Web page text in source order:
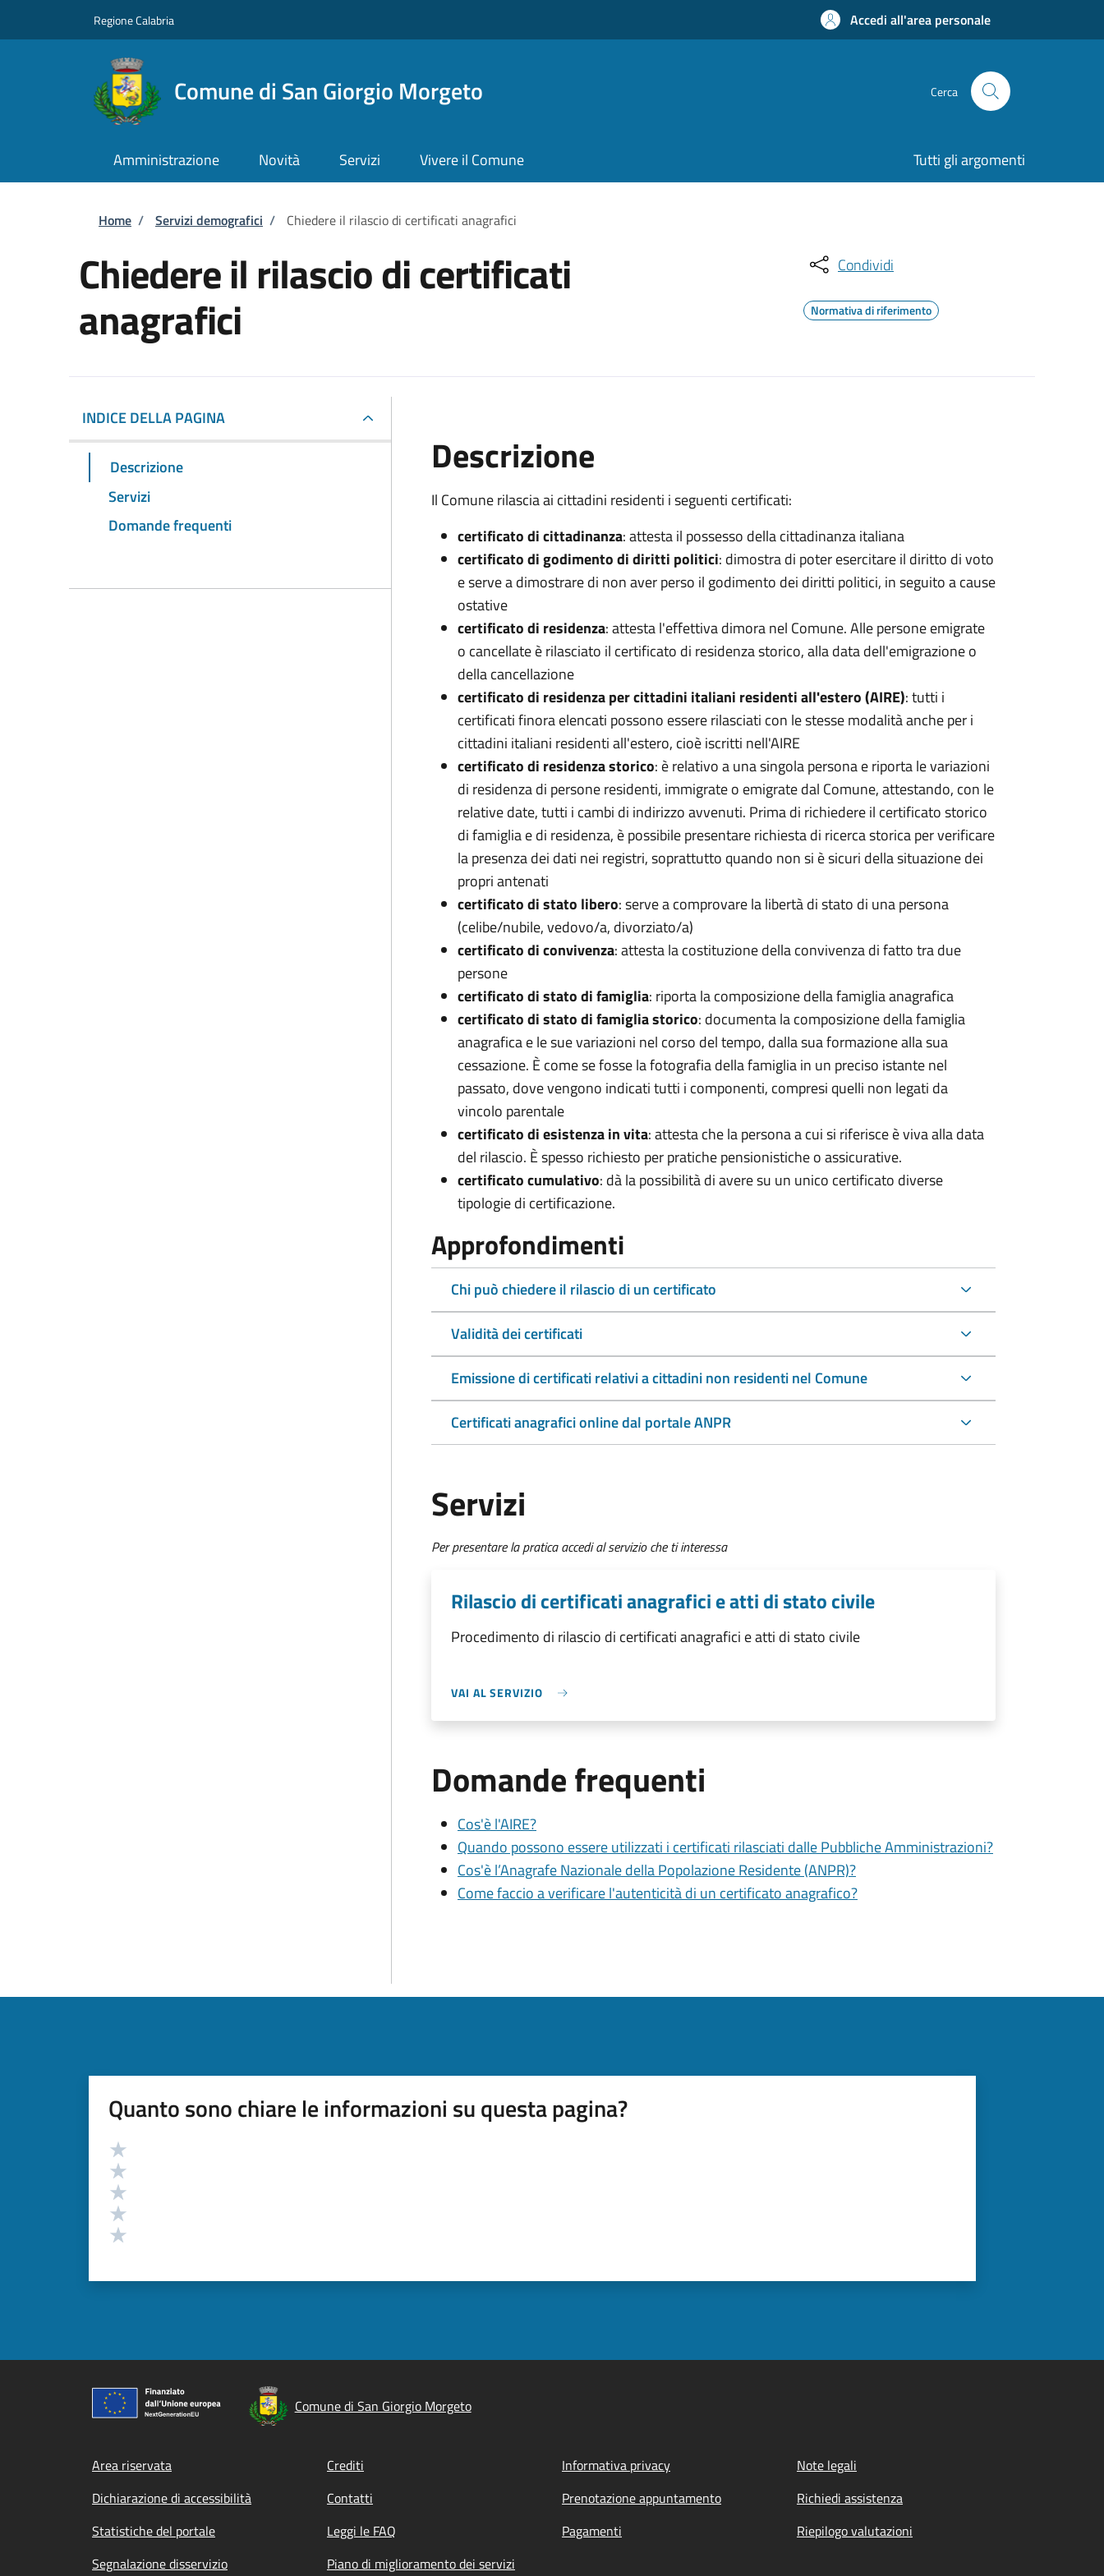
Regione Calabria Accedi all'area personale
Comune di San Giorgio Morgeto Cerca
Amministrazione Novità Servizi Vivere il Comune Tutti gli argomenti
Briciole di pane
Home / Servizi demografici / Chiedere il rilascio di certificati anagrafici
Chiedere il rilascio di certificati
anagrafici
Condividi
Normativa di riferimento
INDICE DELLA PAGINA
Descrizione
Servizi
Domande frequenti
Descrizione
Il Comune rilascia ai cittadini residenti i seguenti certificati:
certificato di cittadinanza: attesta il possesso della cittadinanza italiana
certificato di godimento di diritti politici: dimostra di poter esercitare il diritto di voto
e serve a dimostrare di non aver perso il godimento dei diritti politici, in seguito a cause
ostative
certificato di residenza: attesta l'effettiva dimora nel Comune. Alle persone emigrate
o cancellate è rilasciato il certificato di residenza storico, alla data dell'emigrazione o
della cancellazione
certificato di residenza per cittadini italiani residenti all'estero (AIRE): tutti i
certificati finora elencati possono essere rilasciati con le stesse modalità anche per i
cittadini italiani residenti all'estero, cioè iscritti nell'AIRE
certificato di residenza storico: è relativo a una singola persona e riporta le variazioni
di residenza di persone residenti, immigrate o emigrate dal Comune, attestando, con le
relative date, tutti i cambi di indirizzo avvenuti. Prima di richiedere il certificato storico
di famiglia e di residenza, è possibile presentare richiesta di ricerca storica per verificare
la presenza dei dati nei registri, soprattutto quando non si è sicuri della situazione dei
propri antenati
certificato di stato libero: serve a comprovare la libertà di stato di una persona
(celibe/nubile, vedovo/a, divorziato/a)
certificato di convivenza: attesta la costituzione della convivenza di fatto tra due
persone
certificato di stato di famiglia: riporta la composizione della famiglia anagrafica
certificato di stato di famiglia storico: documenta la composizione della famiglia
anagrafica e le sue variazioni nel corso del tempo, dalla sua formazione alla sua
cessazione. È come se fosse la fotografia della famiglia in un preciso istante nel
passato, dove vengono indicati tutti i componenti, compresi quelli non legati da
vincolo parentale
certificato di esistenza in vita: attesta che la persona a cui si riferisce è viva alla data
del rilascio. È spesso richiesto per pratiche pensionistiche o assicurative.
certificato cumulativo: dà la possibilità di avere su un unico certificato diverse
tipologie di certificazione.
Approfondimenti
Chi può chiedere il rilascio di un certificato
Validità dei certificati
Emissione di certificati relativi a cittadini non residenti nel Comune
Certificati anagrafici online dal portale ANPR
Servizi
Per presentare la pratica accedi al servizio che ti interessa
Rilascio di certificati anagrafici e atti di stato civile
Procedimento di rilascio di certificati anagrafici e atti di stato civile
VAI AL SERVIZIO
Domande frequenti
Cos'è l'AIRE?
Quando possono essere utilizzati i certificati rilasciati dalle Pubbliche Amministrazioni?
Cos'è l’Anagrafe Nazionale della Popolazione Residente (ANPR)?
Come faccio a verificare l'autenticità di un certificato anagrafico?
Quanto sono chiare le informazioni su questa pagina?
Valutazione
Comune di San Giorgio Morgeto
Footer menu
Area riservata Crediti Informativa privacy
Note legali
Dichiarazione di accessibilità
Contatti Prenotazione appuntamento
Richiedi assistenza
Statistiche del portale
Leggi le FAQ Pagamenti
Riepilogo valutazioni
Segnalazione disservizio
Piano di miglioramento dei servizi